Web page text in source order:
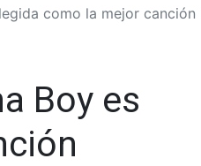
como la mejor
Boy es